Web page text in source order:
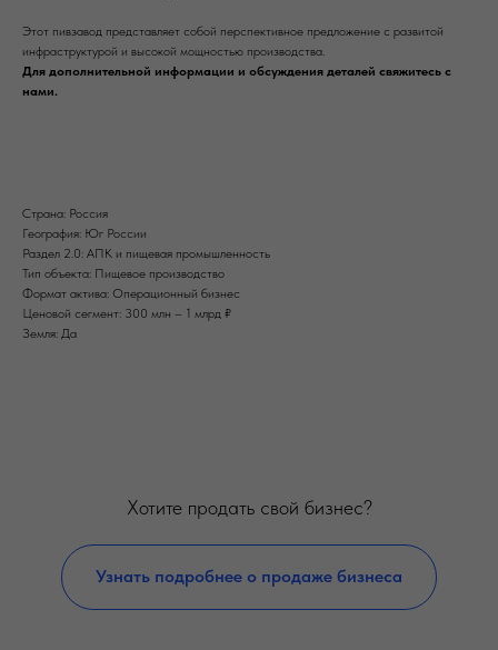
Этот пивзавод представляет собой перспективное предложение с развитой
инфраструктурой и высокой мощностью производства.
Для дополнительной информации и обсуждения деталей свяжитесь с
нами.
Страна: Россия
География: Юг России
Раздел 2.0: АПК и пищевая промышленность
Тип объекта: Пищевое производство
Формат актива: Операционный бизнес
Ценовой сегмент: 300 млн – 1 млрд ₽
Земля: Да
Хотите продать свой бизнес?
Узнать подробнее о продаже бизнеса